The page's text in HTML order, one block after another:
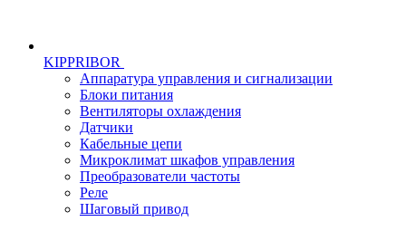
KIPPRIBOR
Аппаратура управления и сигнализации
Блоки питания
Вентиляторы охлаждения
Датчики
Кабельные цепи
Микроклимат шкафов управления
Преобразователи частоты
Реле
Шаговый привод